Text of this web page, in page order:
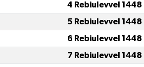
4 Rebiulevvel 1448
5 Rebiulevvel 1448
6 Rebiulevvel 1448
7 Rebiulevvel 1448